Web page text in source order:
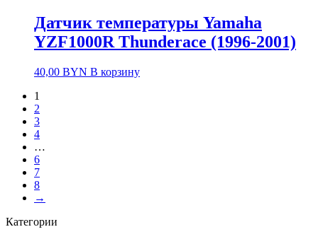
Датчик температуры Yamaha
YZF1000R Thunderace (1996-2001)
40,00 BYN В корзину
1
2
3
4
…
6
7
8
→
Категории